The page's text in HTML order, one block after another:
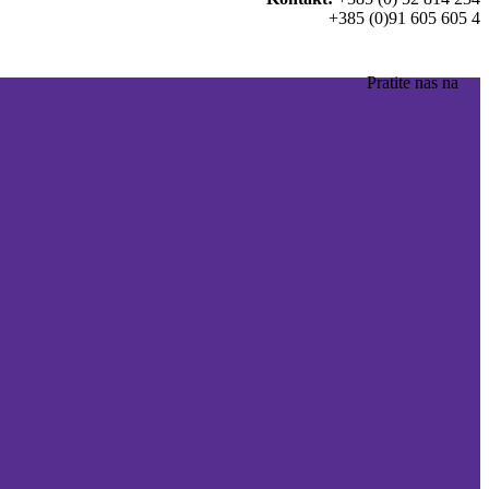
+385 (0)91 605 605 4
Pratite nas na